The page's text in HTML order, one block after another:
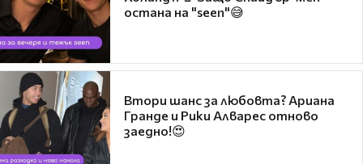
остана на "seen"😅
Втори шанс за любовта? Ариана
Гранде и Рики Алварес отново
заедно!😍